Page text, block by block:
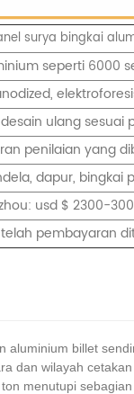
surya bingkai
seperti 6000
ulang
penilaian yang
dapur, bingkai
usd $ 2300-
pembayaran
aluminium billet
dan wilayah
menutupi